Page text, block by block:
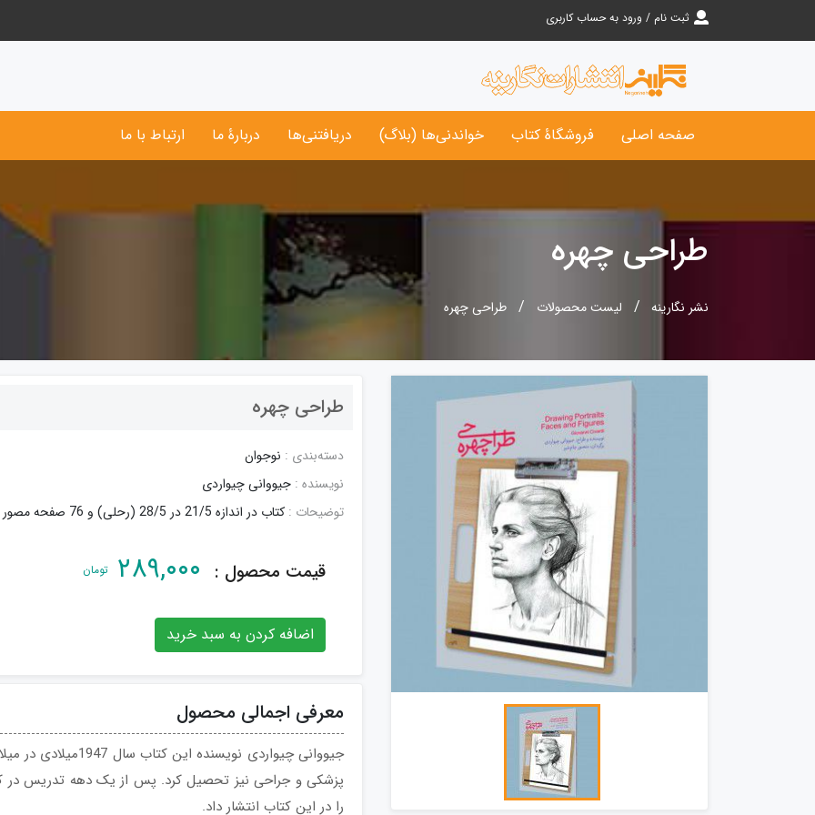
ثبت نام / ورود به حساب کاربری
صفحه اصلی فروشگاۀ کتاب‌ خواندنی‌ها (بلاگ) دریافتنی‌ها دربارۀ ما ارتباط با ما
طراحی چهره
نشر نگارینه لیست محصولات طراحی چهره
طراحی چهره
دسته‌بندی : نوجوان
نویسنده : جیووانی چیواردی
توضیحات : کتاب در اندازه 21/5 در 28/5 (رحلی) و 76 صفحه مصور عرضه شده است.
قیمت محصول : ۲۸۹,۰۰۰ تومان
اضافه کردن به سبد خرید
معرفی اجمالی محصول
جیووانی چیواردی
پزشکی و جراحی نیز تحصیل کرد. پس از یک دهه تدریس در
را در این کتاب‌ انتشار داد.